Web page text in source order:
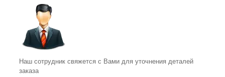
Наш сотрудник свяжется с Вами для уточнения деталей
заказа